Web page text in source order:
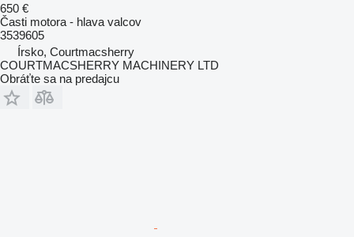
650 €
Časti motora - hlava valcov
3539605
Írsko, Courtmacsherry
COURTMACSHERRY MACHINERY LTD
Obráťte sa na predajcu